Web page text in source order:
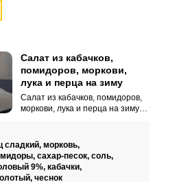
Салат из кабачков,
помидоров, моркови,
лука и перца на зиму
Салат из кабачков, помидоров,
моркови, лука и перца на зиму
потребуются недорогие
продукты.
сладкий, морковь,
сахар-песок, соль,
9%, кабачки,
чеснок